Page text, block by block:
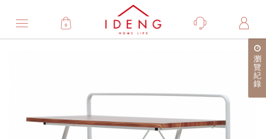
0
瀏
覽
紀
錄